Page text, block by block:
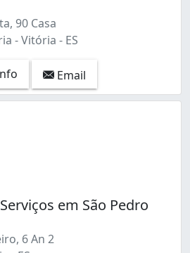
90 Casa
- Vitória - ES
Email
em São Pedro
6 An 2